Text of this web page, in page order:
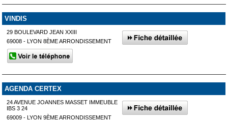
VINDIS
29 BOULEVARD JEAN XXIII
69008 - LYON 8ÈME ARRONDISSEMENT
AGENDA CERTEX
24 AVENUE JOANNES MASSET IMMEUBLE
IBS 3 24
69009 - LYON 9ÈME ARRONDISSEMENT